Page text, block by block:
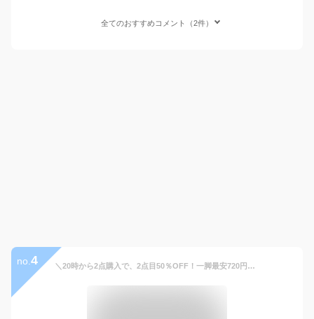
全てのおすすめコメント（2件）
no. 4 ＼20時から2点購入で、2点目50％OFF！一脚最安720円+レビュー特典！／ 折りたたみ椅子 ストラップ付き 収納ポケット付き 超軽量コンパクトチェア 携帯便利 アウトドアチェア キャンプ フェス BBQ 釣り 登山 スポーツ観戦 ミニチェア 最大耐荷重120kg